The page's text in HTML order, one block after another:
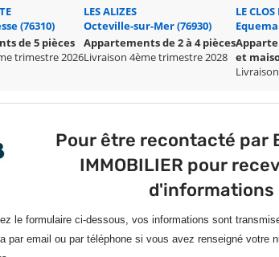
(76310)
de 5 pièces
trimestre 2026
LES ALIZES
Octeville-sur-Mer (76930)
Appartements de 2 à 4 pièces
Livraison 4ème trimestre 2028
LE
et
Pour être recontacté par
IMMOBILIER pour
d'informations
le formulaire ci-dessous, vos informations sont
par email ou par téléphone si vous avez renseigné votre